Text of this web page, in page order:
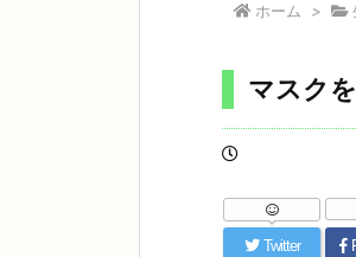
ホーム >
マスク
Twitter